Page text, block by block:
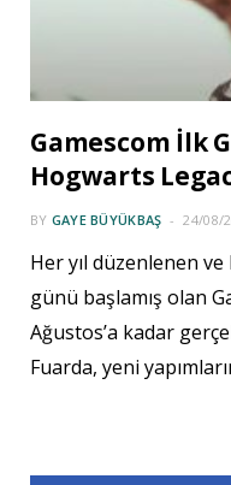
Gamescom İlk
Hogwarts
BY GAYE BÜYÜKBAŞ 24/08/
Her yıl düzenlenen
günü başlamış olan
Ağustos’a kadar
Fuarda, yeni